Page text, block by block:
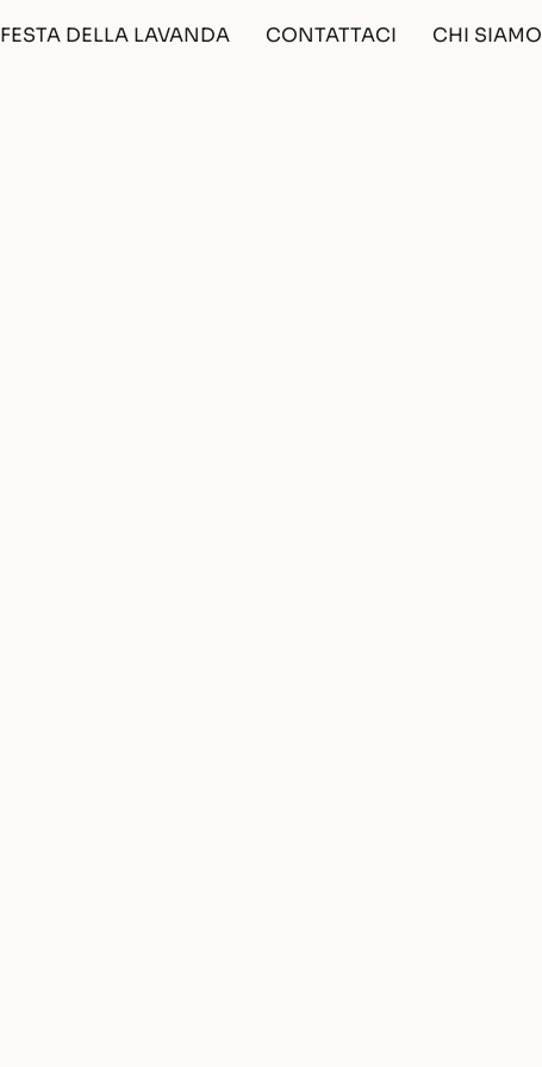
FESTA DELLA LAVANDA CONTATTACI CHI SIAMO